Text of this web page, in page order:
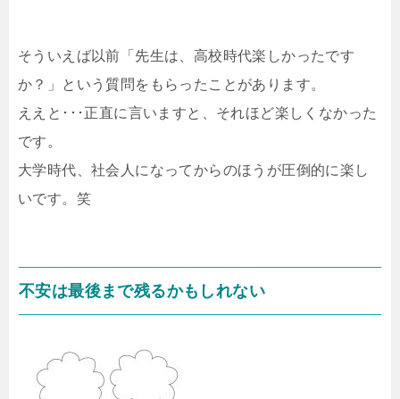
そういえば以前「先生は、高校時代楽しかったです
か？」という質問をもらったことがあります。
ええと･･･正直に言いますと、それほど楽しくなかった
です。
大学時代、社会人になってからのほうが圧倒的に楽し
いです。笑
不安は最後まで残るかもしれない